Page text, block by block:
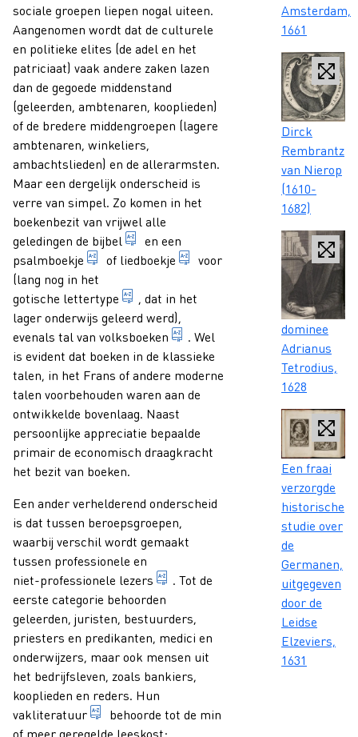
sociale groepen liepen nogal uiteen.
Aangenomen wordt dat de culturele
en politieke elites (de adel en het
patriciaat) vaak andere zaken lazen
dan de gegoede middenstand
(geleerden, ambtenaren, kooplieden)
of de bredere middengroepen (lagere
ambtenaren, winkeliers,
ambachtslieden) en de allerarmsten.
Maar een dergelijk onderscheid is
verre van simpel. Zo komen in het
boekenbezit van vrijwel alle
geledingen de bijbel bijbels Definitie: uitgave van het
en een
psalmboekje
boek met psalmen, in het bijzonder in een
of liedboekje 1. bundel met teksten van
voor
(lang nog in het
gotische lettertype
vroegste drukletters, in ontwerp
, dat in het
lager onderwijs geleerd werd),
evenals tal van volksboeken genre van boeken die van
. Wel
is evident dat boeken in de klassieke
talen, in het Frans of andere moderne
talen voorbehouden waren aan de
ontwikkelde bovenlaag. Naast
persoonlijke appreciatie bepaalde
primair de economisch draagkracht
het bezit van boeken.
Een ander verhelderend onderscheid
is dat tussen beroepsgroepen,
waarbij verschil wordt gemaakt
tussen professionele en
niet-professionele lezers
persoon zich om persoonlijke
. Tot de
eerste categorie behoorden
geleerden, juristen, bestuurders,
priesters en predikanten, medici en
onderwijzers, maar ook mensen uit
het bedrijfsleven, zoals bankiers,
kooplieden en reders. Hun
vakliteratuur
publicaties gewijd aan een bepaald beroep
behoorde tot de min
of meer geregelde leeskost:
Amsterdam,
1661
Caption
Dirck
Rembrantz
van Nierop
(1610-
1682)
Caption
dominee
Adrianus
Tetrodius,
1628
Caption
Een fraai
verzorgde
historische
studie over
de
Germanen,
uitgegeven
door de
Leidse
Elzeviers,
1631